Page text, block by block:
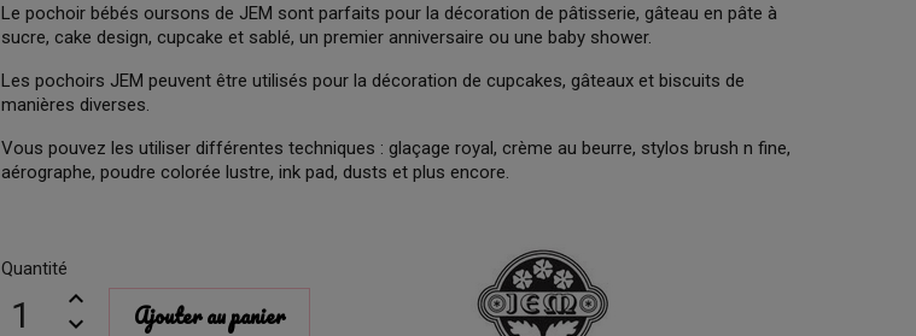
Le pochoir bébés oursons de JEM sont parfaits pour la décoration de pâtisserie, gâteau en pâte à
sucre, cake design, cupcake et sablé, un premier anniversaire ou une baby shower.
Les pochoirs JEM peuvent être utilisés pour la décoration de cupcakes, gâteaux et biscuits de
manières diverses.
Vous pouvez les utiliser différentes techniques : glaçage royal, crème au beurre, stylos brush n fine,
aérographe, poudre colorée lustre, ink pad, dusts et plus encore.
Quantité
Ajouter au panier